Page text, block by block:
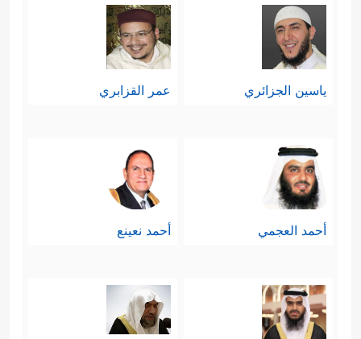
ياسين الجزائري عمر القزابري
أحمد العجمي أحمد نعينع